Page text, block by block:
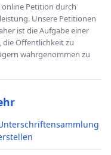
online Petition durch
Unsere Petitionen
ist die Aufgabe einer
die Öffentlichkeit zu
wahrgenommen zu